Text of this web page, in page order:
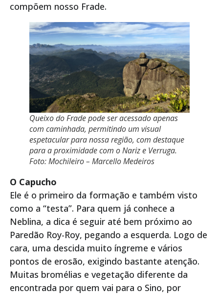
compõem nosso Frade.
Queixo do Frade pode ser acessado apenas
com caminhada, permitindo um visual
espetacular para nossa região, com destaque
para a proximidade com o Nariz e Verruga.
Foto: Mochileiro – Marcello Medeiros
O Capucho
Ele é o primeiro da formação e também visto
como a “testa”. Para quem já conhece a
Neblina, a dica é seguir até bem próximo ao
Paredão Roy-Roy, pegando a esquerda. Logo de
cara, uma descida muito íngreme e vários
pontos de erosão, exigindo bastante atenção.
Muitas bromélias e vegetação diferente da
encontrada por quem vai para o Sino, por